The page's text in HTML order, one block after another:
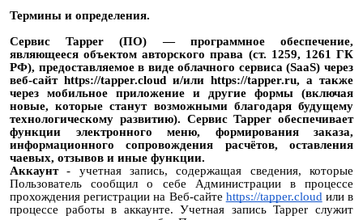
Термины и определения.
Сервис Tapper (ПО) — программное обеспечение,
являющееся объектом авторского права (ст. 1259, 1261 ГК
РФ), предоставляемое в виде облачного сервиса (SaaS) через
веб-сайт https://tapper.cloud и/или https://tapper.ru, а также
через мобильное приложение и другие формы (включая
новые, которые станут возможными благодаря будущему
технологическому развитию). Сервис Tapper обеспечивает
функции электронного меню, формирования заказа,
информационного сопровождения расчётов, оставления
чаевых, отзывов и иные функции.
Аккаунт- учетная запись, содержащая сведения, которые
Пользователь сообщил о себе Администрации в процессе
прохождения регистрации на Веб-сайте https://tapper.cloud или в
процессе работы в аккаунте. Учетная запись Tapper служит